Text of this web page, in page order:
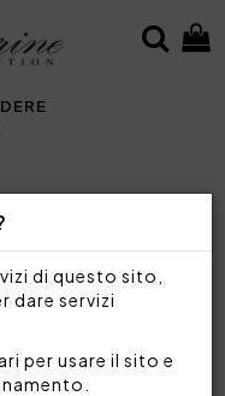
di questo sito,
dare servizi
per usare il sito e